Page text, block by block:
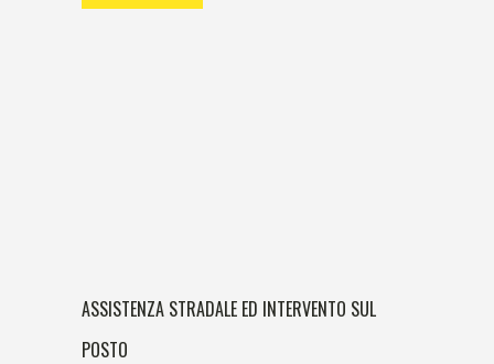
ASSISTENZA STRADALE ED INTERVENTO SUL
POSTO